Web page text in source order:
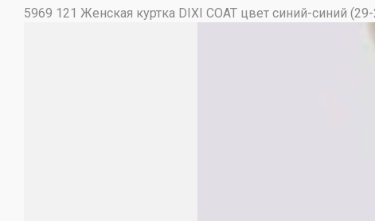
5969 121 Женская куртка DIXI COAT цвет синий-синий